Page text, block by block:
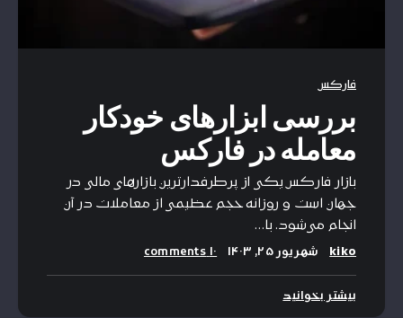
فارکس
بررسی ابزارهای خودکار
معامله در فارکس
بازار فارکس یکی از پرطرفدارترین بازارهای مالی در
جهان است و روزانه حجم عظیمی از معاملات در آن
انجام می‌شود. با…
kiko شهریور ۲۵, ۱۴۰۳ ۱۰ comments
بیشتر بخوانید